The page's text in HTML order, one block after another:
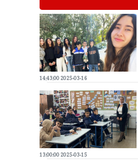
2025-03-16 14:43:00
2025-03-15 13:00:00